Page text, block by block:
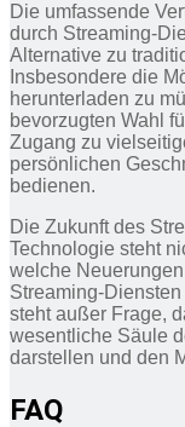
Die umfassende
durch Streaming-
Alternative zu
Insbesondere die
herunterladen zu
bevorzugten Wahl
Zugang zu
persönlichen
bedienen.
Die Zukunft des
Technologie steht
welche
Streaming-
steht außer Frage,
wesentliche Säule
darstellen und den
FAQ